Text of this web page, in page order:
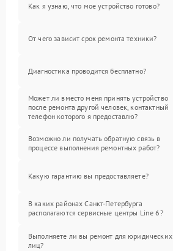
Как я узнаю, что мое устройство готово?
От чего зависит срок ремонта техники?
Диагностика проводится бесплатно?
Может ли вместо меня принять устройство
после ремонта другой человек, контактный
телефон которого я предоставлю?
Возможно ли получать обратную связь в
процессе выполнения ремонтных работ?
Какую гарантию вы предоставляете?
В каких районах Санкт-Петербурга
располагаются сервисные центры Line 6?
Выполняете ли вы ремонт для юридических
лиц?